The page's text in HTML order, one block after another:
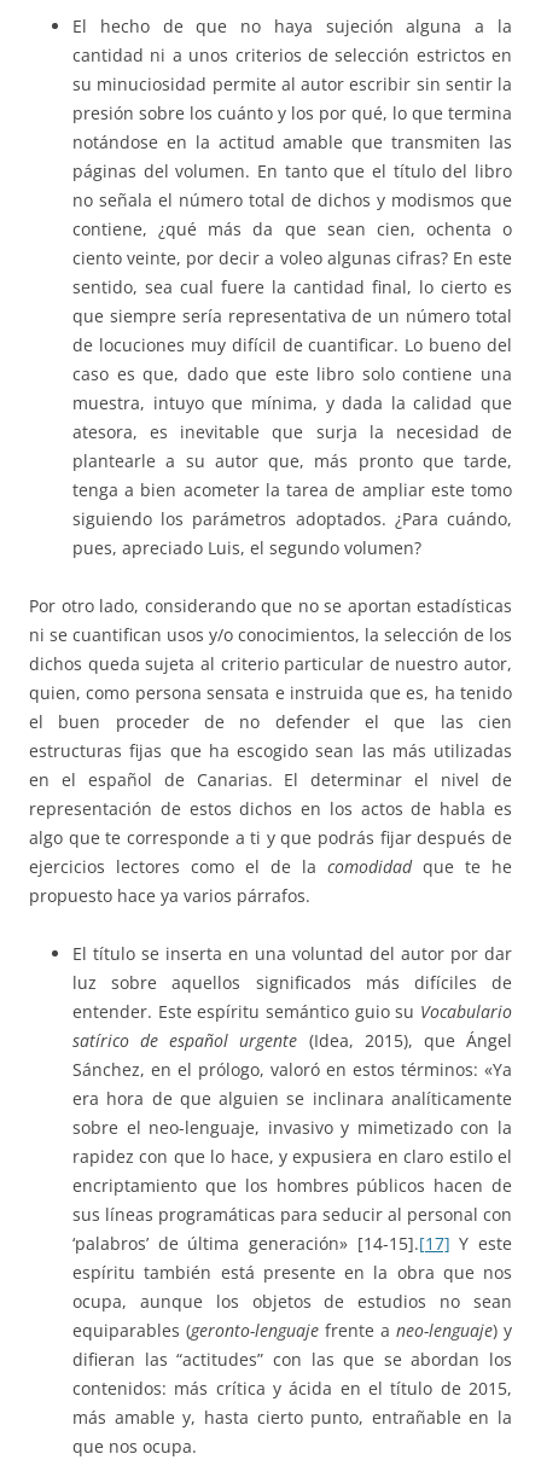
El hecho de que no haya sujeción alguna a la
cantidad ni a unos criterios de selección estrictos en
su minuciosidad permite al autor escribir sin sentir la
presión sobre los cuánto y los por qué, lo que termina
notándose en la actitud amable que transmiten las
páginas del volumen. En tanto que el título del libro
no señala el número total de dichos y modismos que
contiene, ¿qué más da que sean cien, ochenta o
ciento veinte, por decir a voleo algunas cifras? En este
sentido, sea cual fuere la cantidad final, lo cierto es
que siempre sería representativa de un número total
de locuciones muy difícil de cuantificar. Lo bueno del
caso es que, dado que este libro solo contiene una
muestra, intuyo que mínima, y dada la calidad que
atesora, es inevitable que surja la necesidad de
plantearle a su autor que, más pronto que tarde,
tenga a bien acometer la tarea de ampliar este tomo
siguiendo los parámetros adoptados. ¿Para cuándo,
pues, apreciado Luis, el segundo volumen?
Por otro lado, considerando que no se aportan estadísticas
ni se cuantifican usos y/o conocimientos, la selección de los
dichos queda sujeta al criterio particular de nuestro autor,
quien, como persona sensata e instruida que es, ha tenido
el buen proceder de no defender el que las cien
estructuras fijas que ha escogido sean las más utilizadas
en el español de Canarias. El determinar el nivel de
representación de estos dichos en los actos de habla es
algo que te corresponde a ti y que podrás fijar después de
ejercicios lectores como el de la comodidad que te he
propuesto hace ya varios párrafos.
El título se inserta en una voluntad del autor por dar
luz sobre aquellos significados más difíciles de
entender. Este espíritu semántico guio su Vocabulario
satírico de español urgente (Idea, 2015), que Ángel
Sánchez, en el prólogo, valoró en estos términos: «Ya
era hora de que alguien se inclinara analíticamente
sobre el neo-lenguaje, invasivo y mimetizado con la
rapidez con que lo hace, y expusiera en claro estilo el
encriptamiento que los hombres públicos hacen de
sus líneas programáticas para seducir al personal con
‘palabros’ de última generación» [14-15].[17] Y este
espíritu también está presente en la obra que nos
ocupa, aunque los objetos de estudios no sean
equiparables (geronto-lenguaje frente a neo-lenguaje) y
difieran las “actitudes” con las que se abordan los
contenidos: más crítica y ácida en el título de 2015,
más amable y, hasta cierto punto, entrañable en la
que nos ocupa.